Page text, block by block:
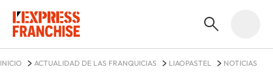
INICIO ACTUALIDAD DE LAS FRANQUICIAS LIAOPASTEL NOTICIAS